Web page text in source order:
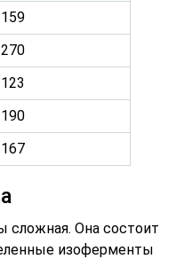
159
270
123
190
167
сложная. Она состоит
изоферменты